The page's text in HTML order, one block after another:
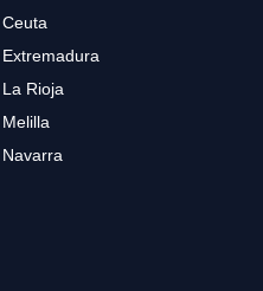
Ceuta
Extremadura
La Rioja
Melilla
Navarra